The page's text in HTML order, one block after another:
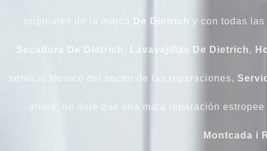
originales de la marca De Dietrich y con todas
Secadora De Dietrich , Lavavajillas De Dietrich,
servicio técnico del sector de las reparaciones,
ahora, no deje que una mala reparación estropee
Montcada i